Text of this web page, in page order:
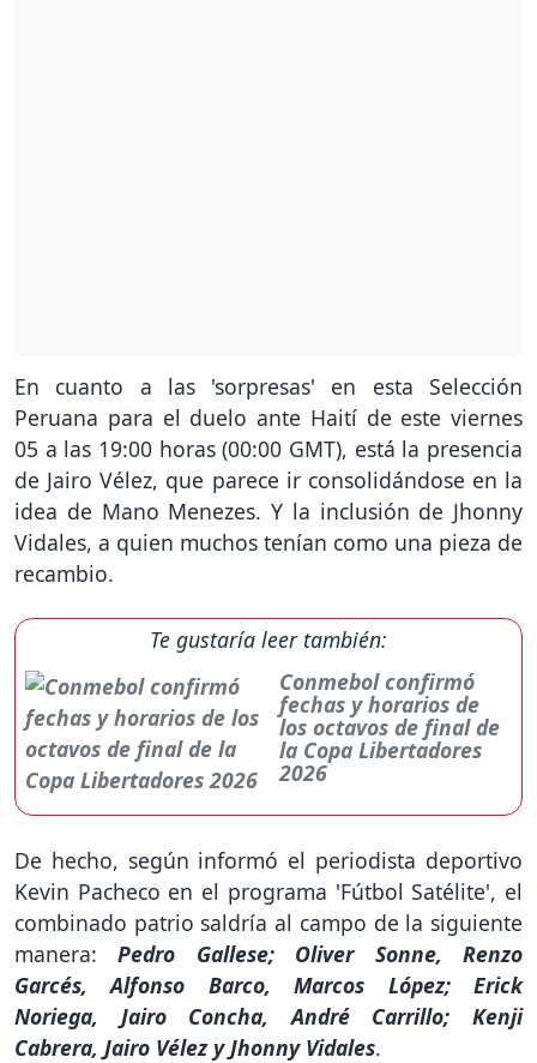
En cuanto a las 'sorpresas' en esta Selección
Peruana para el duelo ante Haití de este viernes
05 a las 19:00 horas (00:00 GMT), está la presencia
de Jairo Vélez, que parece ir consolidándose en la
idea de Mano Menezes. Y la inclusión de Jhonny
Vidales, a quien muchos tenían como una pieza de
recambio.
Te gustaría leer también:
Conmebol confirmó
fechas y horarios de
los octavos de final de
la Copa Libertadores
2026
De hecho, según informó el periodista deportivo
Kevin Pacheco en el programa 'Fútbol Satélite', el
combinado patrio saldría al campo de la siguiente
manera:Pedro Gallese; Oliver Sonne, Renzo
Garcés, Alfonso Barco, Marcos López; Erick
Noriega, Jairo Concha, André Carrillo; Kenji
Cabrera, Jairo Vélez y Jhonny Vidales.